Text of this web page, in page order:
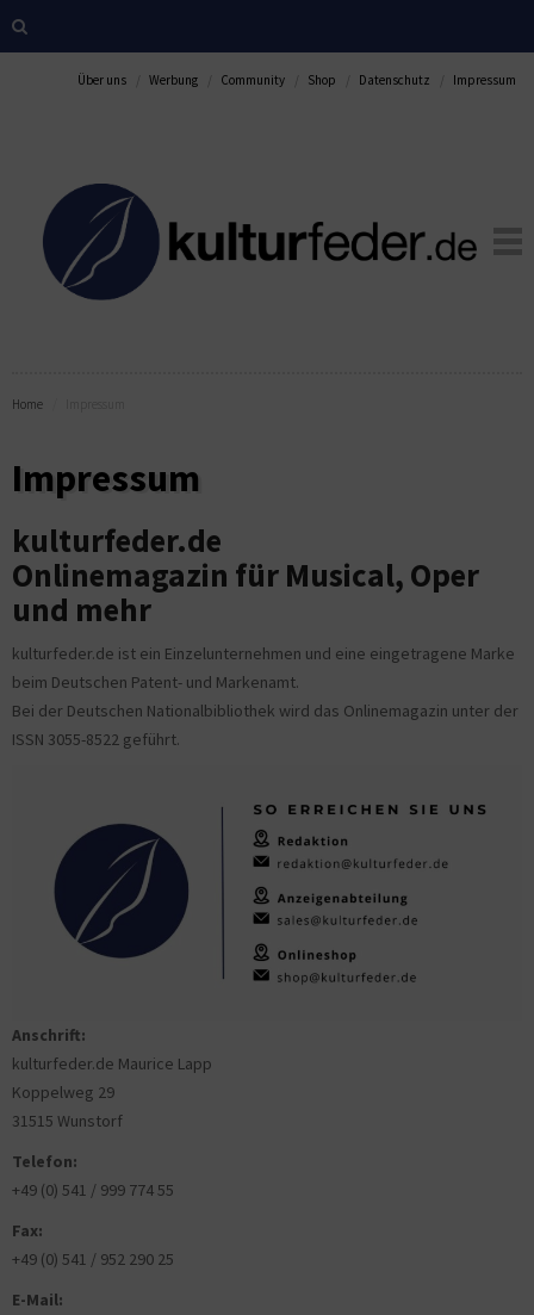
Über uns Werbung Community Shop Datenschutz Impressum
Home
Impressum
kulturfeder.de
Onlinemagazin für Musical, Oper
und mehr
kulturfeder.de ist ein Einzelunternehmen und eine eingetragene Marke
beim Deutschen Patent- und Markenamt.
Bei der Deutschen Nationalbibliothek wird das Onlinemagazin unter der
ISSN 3055-8522 geführt.
Anschrift:
kulturfeder.de Maurice Lapp
Koppelweg 29
31515 Wunstorf
Telefon:
+49 (0) 541 / 999 774 55
Fax:
+49 (0) 541 / 952 290 25
E-Mail: